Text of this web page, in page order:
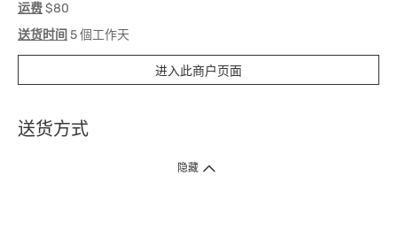
运费$80
送货时间 5 個工作天
进入此商户页面
送货方式
1. 送货到府（受卫生署条例规管产品除外 ）
隐藏